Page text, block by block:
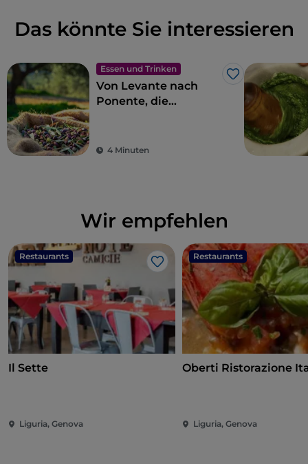
Das könnte Sie interessieren
Essen und Trinken
Like
Von Levante nach
Ponente, die
4 Minuten
Wir empfehlen
Restaurants
Like
Il Sette
Liguria, Genova
Restaurants
Oberti Ristorazione
Liguria, Genova